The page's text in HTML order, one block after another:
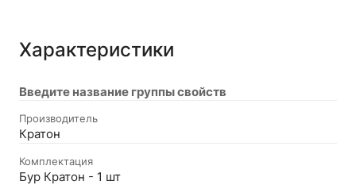
Характеристики
Введите название группы свойств
Производитель
Кратон
Комплектация
Бур Кратон - 1 шт